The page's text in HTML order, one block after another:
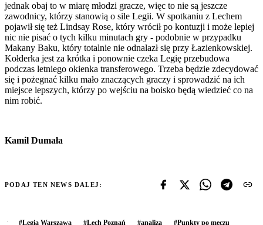
jednak obaj to w miarę młodzi gracze, więc to nie są jeszcze
zawodnicy, którzy stanowią o sile Legii. W spotkaniu z Lechem
pojawił się też Lindsay Rose, który wrócił po kontuzji i może lepiej
nic nie pisać o tych kilku minutach gry - podobnie w przypadku
Makany Baku, który totalnie nie odnalazł się przy Łazienkowskiej.
Kołderka jest za krótka i ponownie czeka Legię przebudowa
podczas letniego okienka transferowego. Trzeba będzie zdecydować
się i pożegnać kilku mało znaczących graczy i sprowadzić na ich
miejsce lepszych, którzy po wejściu na boisko będą wiedzieć co na
nim robić.
Kamil Dumała
PODAJ TEN NEWS DALEJ:
#Legia Warszawa #Lech Poznań #analiza #Punkty po meczu